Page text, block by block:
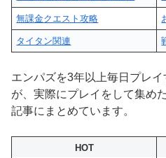
無課金クエスト攻略
タイタン関連
エンパズを3年以上毎日プレ
が、実際にプレイをして集め
記事にまとめています。
HOT